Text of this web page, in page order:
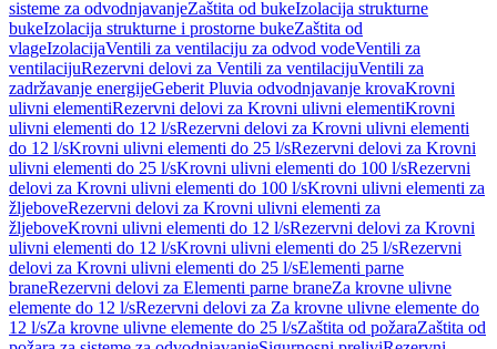
sisteme za odvodnjavanjeZaštita od bukeIzolacija strukturne
bukeIzolacija strukturne i prostorne bukeZaštita od
vlageIzolacijaVentili za ventilaciju za odvod vodeVentili za
ventilacijuRezervni delovi za Ventili za ventilacijuVentili za
zadržavanje energijeGeberit Pluvia odvodnjavanje krovaKrovni
ulivni elementiRezervni delovi za Krovni ulivni elementiKrovni
ulivni elementi do 12 l/sRezervni delovi za Krovni ulivni elementi
do 12 l/sKrovni ulivni elementi do 25 l/sRezervni delovi za Krovni
ulivni elementi do 25 l/sKrovni ulivni elementi do 100 l/sRezervni
delovi za Krovni ulivni elementi do 100 l/sKrovni ulivni elementi za
žljeboveRezervni delovi za Krovni ulivni elementi za
žljeboveKrovni ulivni elementi do 12 l/sRezervni delovi za Krovni
ulivni elementi do 12 l/sKrovni ulivni elementi do 25 l/sRezervni
delovi za Krovni ulivni elementi do 25 l/sElementi parne
braneRezervni delovi za Elementi parne braneZa krovne ulivne
elemente do 12 l/sRezervni delovi za Za krovne ulivne elemente do
12 l/sZa krovne ulivne elemente do 25 l/sZaštita od požaraZaštita od